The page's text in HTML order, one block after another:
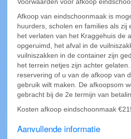
Afkoop van eindschoonmaak is
huurders, scholen en families als zij
het verlaten van het Kraggehuis de
opgeruimd, het afval in de
vuilniszakken in de container zijn
het terrein netjes zijn achter
reservering of u van de afkoop van
gebruik wilt maken. De afkoopsom
gebracht bij de 2e termijn van
Kosten afkoop eindschoonmaak
Aanvullende informatie